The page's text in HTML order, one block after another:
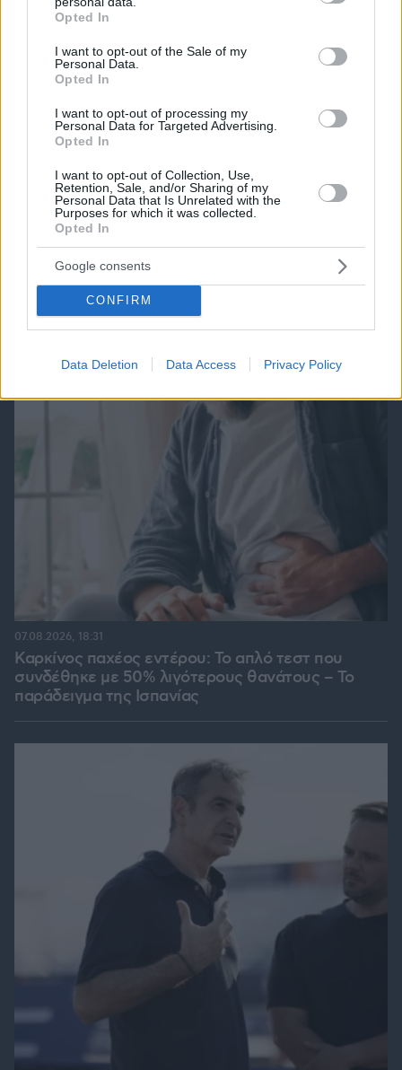
grant or deny consent to Google and its third-party tags to
use your data for below specified purposes in below Google
consent section.
Opted In
I want to opt-out of the Sale of my
Personal Data.
Opted In
I want to opt-out of processing my
Personal Data for Targeted Advertising.
Opted In
I want to opt-out of Collection, Use,
Retention, Sale, and/or Sharing of my
Personal Data that Is Unrelated with the
Purposes for which it was collected.
Opted In
Google consents
CONFIRM
Data Deletion Data Access Privacy Policy
Cut The Rope Northern Heights Candy
ΔΕΙΤΕ ΟΛΑ ΤΑ GAMES
Best of Network
Καρκίνος παχέος εντέρου: Το απλό τεστ που
συνδέθηκε με 50% λιγότερους θανάτους – Το
παράδειγμα της Ισπανίας
07.08.2026, 18:31